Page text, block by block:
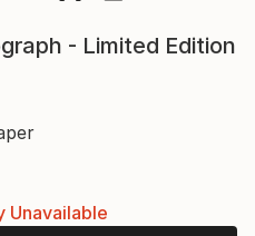
- Limited Edition
Unavailable